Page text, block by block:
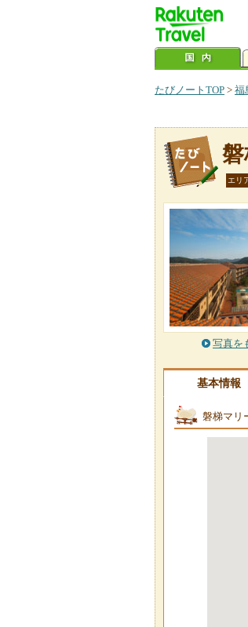
たびノートTOP > 福
エリ
写真を
基本情報
磐梯マリ